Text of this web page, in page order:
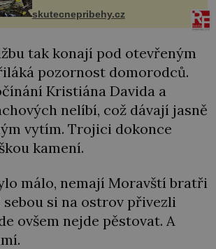
skutecnepribehy.cz
tak konají pod otevřeným
pozornost domorodců.
Kristiána Davida a
nelíbí, což dávají jasně
vytím. Trojici dokonce
kamení.
málo, nemají Moravští bratři
sebou si na ostrov přivezli
ovšem nejde pěstovat. A